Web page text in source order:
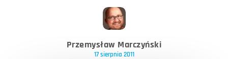
Przemysław Marczyński
17 sierpnia 2011